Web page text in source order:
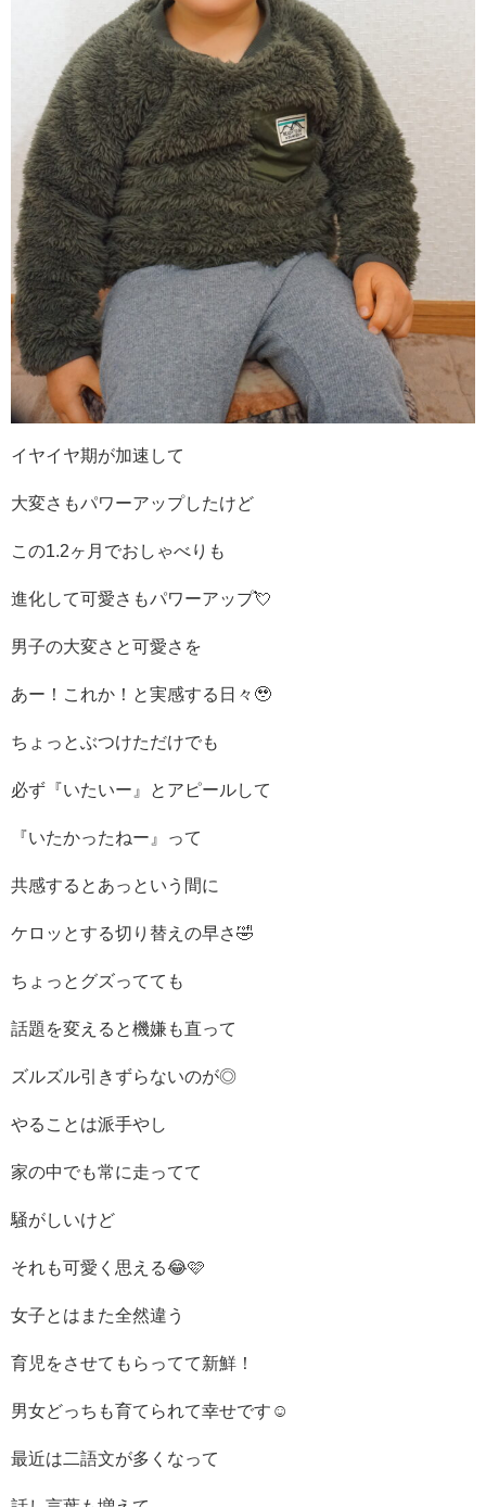
イヤイヤ期が加速して
大変さもパワーアップしたけど
この1.2ヶ月でおしゃべりも
進化して可愛さもパワーアップ💘
男子の大変さと可愛さを
あー！これか！と実感する日々🥹
ちょっとぶつけただけでも
必ず『いたいー』とアピールして
『いたかったねー』って
共感するとあっという間に
ケロッとする切り替えの早さ🤣
ちょっとグズってても
話題を変えると機嫌も直って
ズルズル引きずらないのが◎
やることは派手やし
家の中でも常に走ってて
騒がしいけど
それも可愛く思える😂🩷
女子とはまた全然違う
育児をさせてもらってて新鮮！
男女どっちも育てられて幸せです☺️
最近は二語文が多くなって